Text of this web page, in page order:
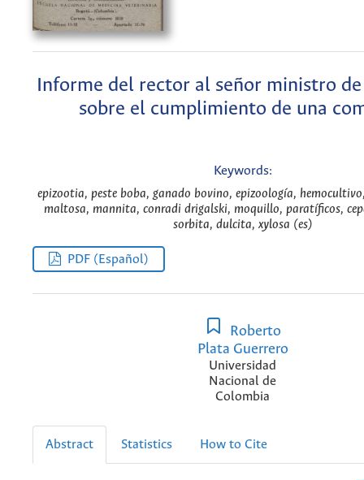
Informe del rector al señor ministro
sobre el cumplimiento de una
Keywords:
epizootia, peste boba, ganado bovino, epizoología,
maltosa, mannita, conradi drigalski, moquillo, paratíficos,
sorbita, dulcita, xylosa (es)
PDF (Español)
Roberto
Plata Guerrero
Universidad
Nacional de
Colombia
Abstract Statistics How to Cite